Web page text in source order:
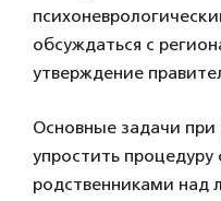
обсуждаться с
утверждение
Основные задачи
упростить
родственниками над